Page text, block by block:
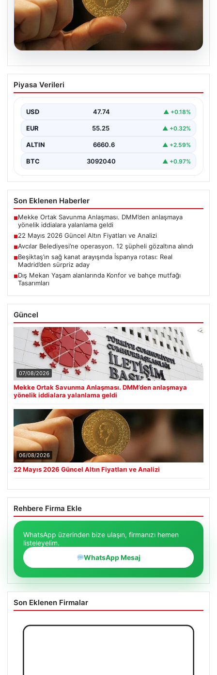
06.08.2026
22 Mayıs 2026 Güncel Altın Fiyatları ve
Analizi
hareketlilik yatırımcıların ve ilgili piyasa uzmanlarının
en…
Piyasa Verileri
USD 47.74 ▲ +0.18%
EUR 55.25 ▲ +0.32%
ALTIN 6660.6 ▲ +2.59%
BTC 3092040 ▲ +0.97%
Son Eklenen Haberler
■Mekke Ortak Savunma Anlaşması. DMM’den anlaşmaya
yönelik iddialara yalanlama geldi
■22 Mayıs 2026 Güncel Altın Fiyatları ve Analizi
■Avcılar Belediyesi’ne operasyon. 12 şüpheli gözaltına alındı
■Beşiktaş’ın sağ kanat arayışında İspanya rotası: Real
Madrid’den sürpriz aday
■Dış Mekan Yaşam alanlarında Konfor ve bahçe mutfağı
Tasarımları
Güncel
07/08/2026
Mekke Ortak Savunma Anlaşması. DMM’den anlaşmaya
yönelik iddialara yalanlama geldi
06/08/2026
22 Mayıs 2026 Güncel Altın Fiyatları ve Analizi
Rehbere Firma Ekle
WhatsApp üzerinden bize ulaşın, firmanızı hemen
listeleyelim.
WhatsApp Mesaj
Son Eklenen Firmalar